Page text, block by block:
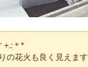
+.:＊*
の花火も良く見えます